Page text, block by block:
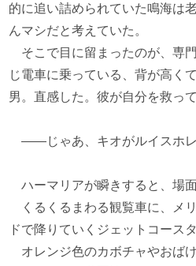
的に追い詰められていた鳴海は
んマシだと考えていた。
そこで目に留まったのが、専
じ電車に乗っている、背が高く
男。直感した。彼が自分を救っ
――じゃあ、キオがルイスホレ
ハーマリアが瞬きすると、場面
くるくるまわる観覧車に、メ
ドで降りていくジェットコー
オレンジ色のカボチャやおば